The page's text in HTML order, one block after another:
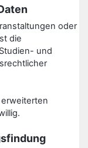
oder
die
und